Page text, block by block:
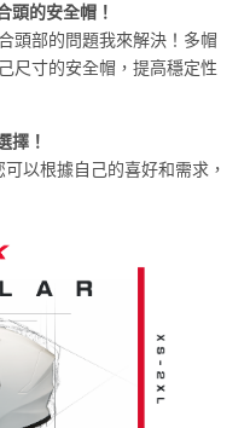
頭的安全帽！
頭部的問題我來解決！多帽
尺寸的安全帽，提高穩定性
擇！
以根據自己的喜好和需求，